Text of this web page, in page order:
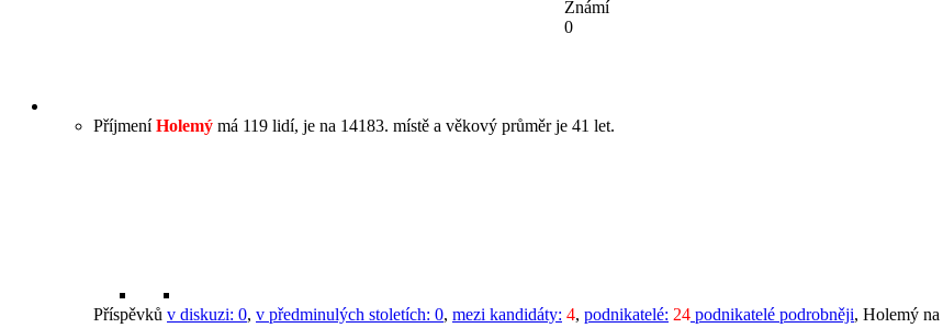
Známí
0
PříjmeníHolemý má 119 lidí, je na 14183. místě a věkový průměr je 41 let.
Příspěvků v diskuzi: 0, v předminulých stoletích: 0, mezi kandidáty: 4, podnikatelé: 24 podnikatelé podrobněji, Holemý na